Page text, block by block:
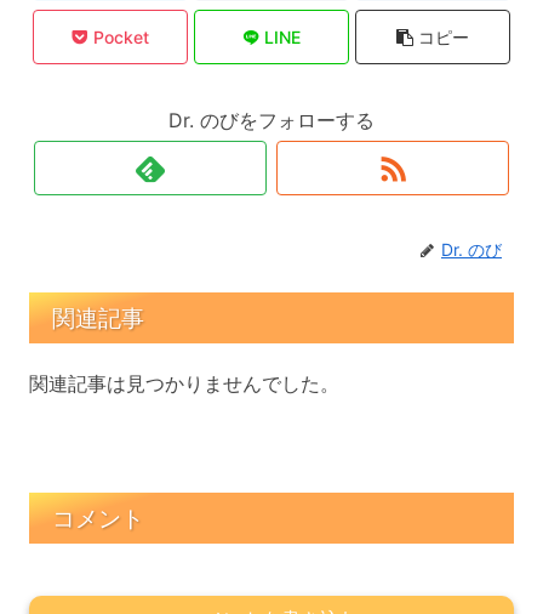
Pocket LINE コピー
Dr. のびをフォローする
Dr. のび
関連記事
関連記事は見つかりませんでした。
コメント